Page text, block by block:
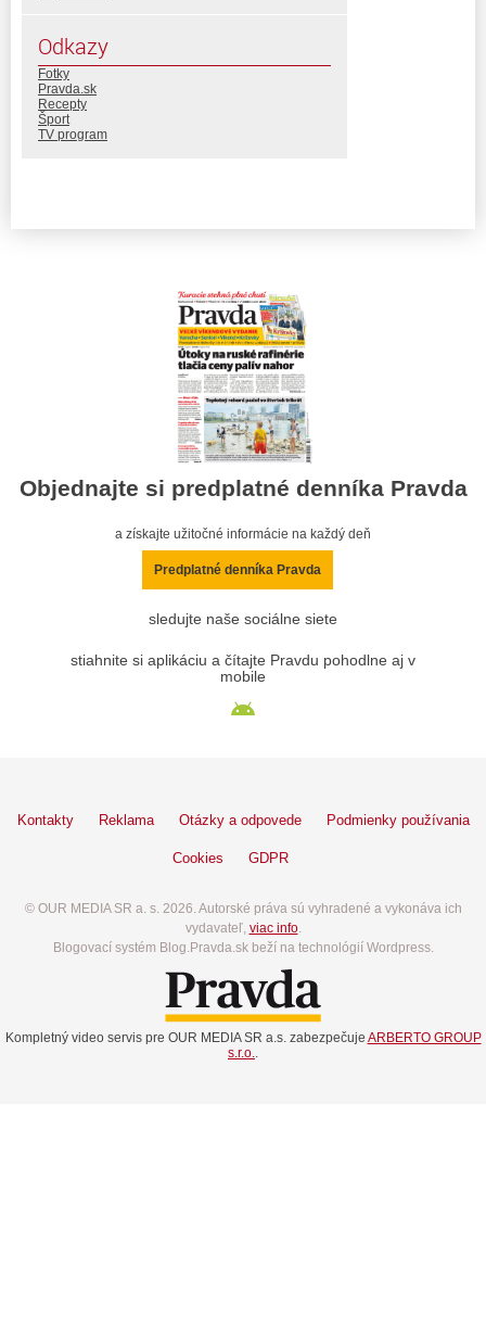
Odkazy
Fotky
Pravda.sk
Recepty
Šport
TV program
Objednajte si predplatné denníka Pravda
a získajte užitočné informácie na každý deň
Predplatné denníka Pravda
sledujte naše sociálne siete
stiahnite si aplikáciu a čítajte Pravdu pohodlne aj v
mobile
Kontakty Reklama Otázky a odpovede Podmienky používania
Cookies GDPR
© OUR MEDIA SR a. s. 2026. Autorské práva sú vyhradené a vykonáva ich
vydavateľ, viac info.
Blogovací systém Blog.Pravda.sk beží na technológií Wordpress.
Kompletný video servis pre OUR MEDIA SR a.s. zabezpečuje ARBERTO GROUP
s.r.o.